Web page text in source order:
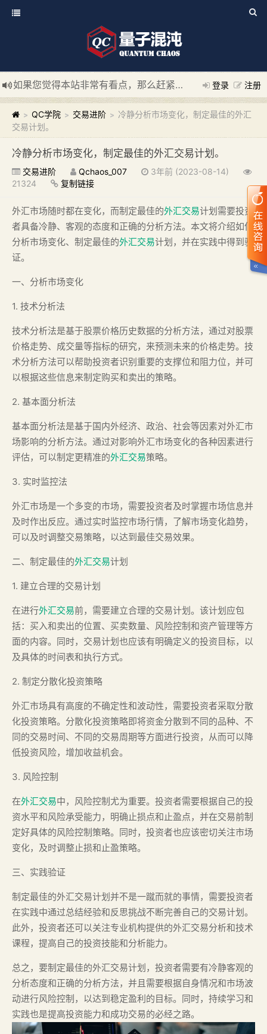
登录 注册
如果您觉得本站非常有看点，那么赶紧使用Ctrl+D 收藏我们吧
新添加量子混沌系统板块，欢迎大家访问！
---“量子混沌系
> QC学院 > 交易进阶 > 冷静分析市场变化，制定最佳的外汇
交易计划。
冷静分析市场变化，制定最佳的外汇交易计划。
交易进阶 Qchaos_007
3年前 (2023-08-14)
21324
复制链接
外汇市场随时都在变化，而制定最佳的外汇交易计划需要投资
者具备冷静、客观的态度和正确的分析方法。本文将介绍如何
分析市场变化、制定最佳的外汇交易计划，并在实践中得到验
证。
一、分析市场变化
1. 技术分析法
技术分析法是基于股票价格历史数据的分析方法，通过对股票
价格走势、成交量等指标的研究，来预测未来的价格走势。技
术分析方法可以帮助投资者识别重要的支撑位和阻力位，并可
以根据这些信息来制定购买和卖出的策略。
2. 基本面分析法
基本面分析法是基于国内外经济、政治、社会等因素对外汇市
场影响的分析方法。通过对影响外汇市场变化的各种因素进行
评估，可以制定更精准的外汇交易策略。
3. 实时监控法
外汇市场是一个多变的市场，需要投资者及时掌握市场信息并
及时作出反应。通过实时监控市场行情，了解市场变化趋势，
可以及时调整交易策略，以达到最佳交易效果。
二、制定最佳的外汇交易计划
1. 建立合理的交易计划
在进行外汇交易前，需要建立合理的交易计划。该计划应包
括：买入和卖出的位置、买卖数量、风险控制和资产管理等方
面的内容。同时，交易计划也应该有明确定义的投资目标，以
及具体的时间表和执行方式。
2. 制定分散化投资策略
外汇市场具有高度的不确定性和波动性，需要投资者采取分散
化投资策略。分散化投资策略即将资金分散到不同的品种、不
同的交易时间、不同的交易周期等方面进行投资，从而可以降
低投资风险，增加收益机会。
3. 风险控制
在外汇交易中，风险控制尤为重要。投资者需要根据自己的投
资水平和风险承受能力，明确止损点和止盈点，并在交易前制
定好具体的风险控制策略。同时，投资者也应该密切关注市场
变化，及时调整止损和止盈策略。
三、实践验证
制定最佳的外汇交易计划并不是一蹴而就的事情，需要投资者
在实践中通过总结经验和反思挑战不断完善自己的交易计划。
此外，投资者还可以关注专业机构提供的外汇交易分析和技术
课程，提高自己的投资技能和分析能力。
总之，要制定最佳的外汇交易计划，投资者需要有冷静客观的
分析态度和正确的分析方法，并且需要根据自身情况和市场波
动进行风险控制，以达到稳定盈利的目标。同时，持续学习和
实践也是提高投资能力和成功交易的必经之路。